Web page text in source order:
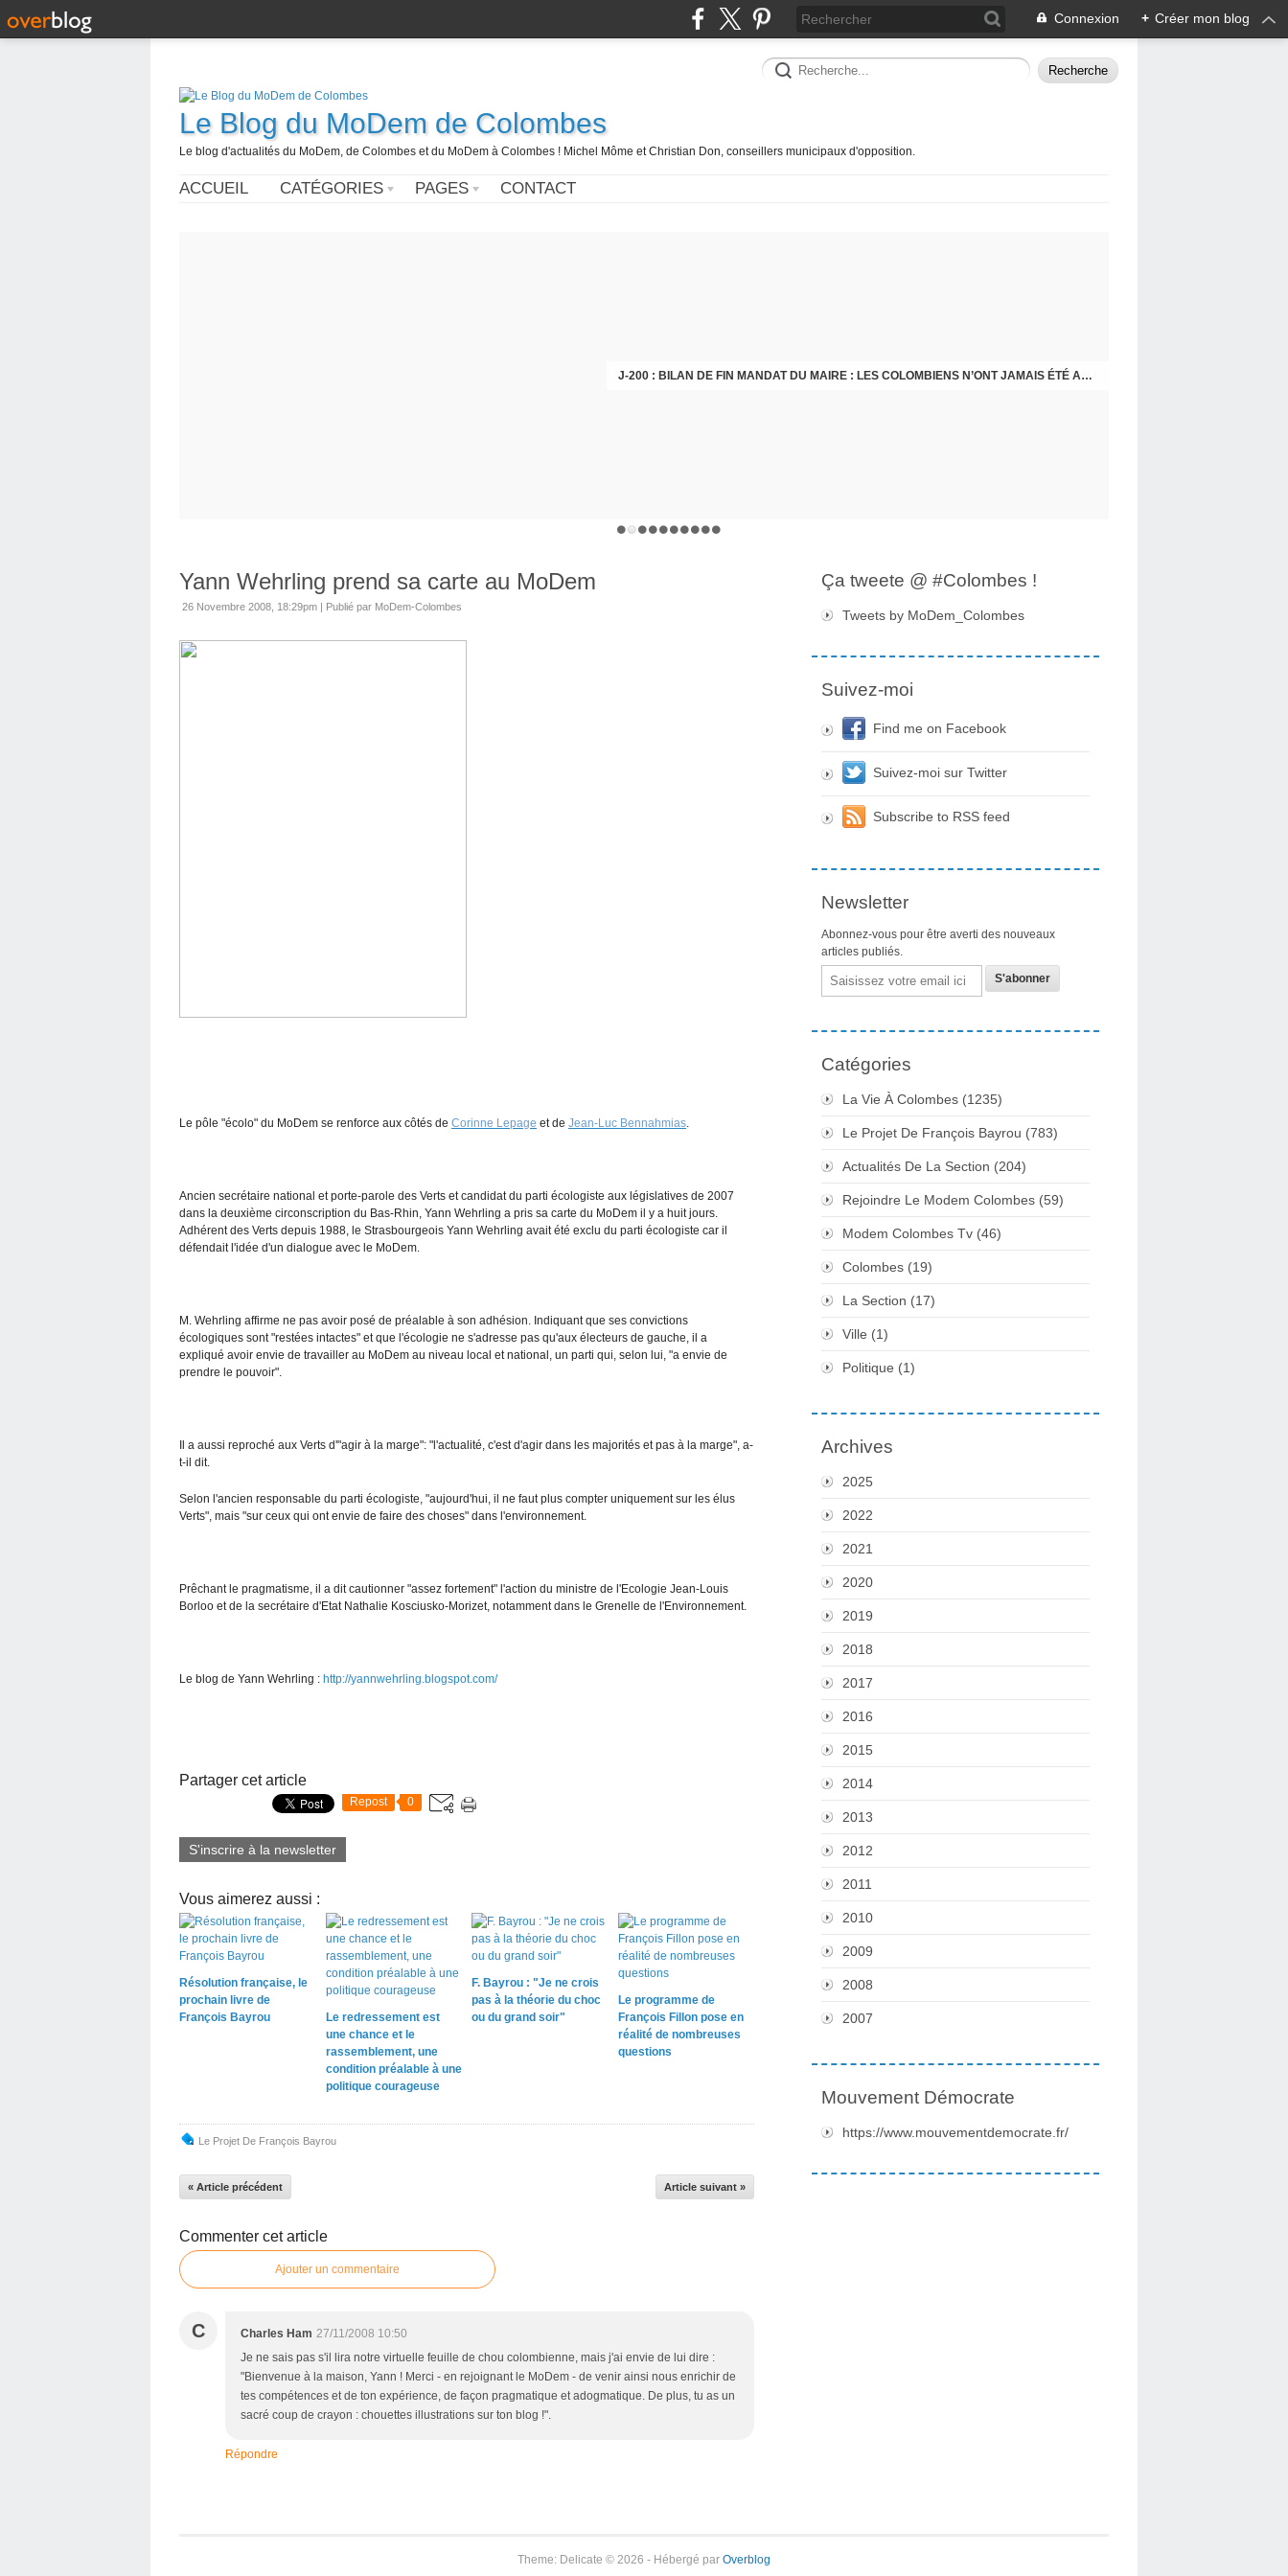
Connexion + Créer mon blog
Le Blog du MoDem de Colombes
Le blog d'actualités du MoDem, de Colombes et du MoDem à Colombes ! Michel Môme et Christian Don, conseillers municipaux d'opposition.
ACCUEIL CATÉGORIES PAGES CONTACT
J-200 : BILAN DE FIN MANDAT DU MAIRE : LES COLOMBIENS N’ONT JAMAIS ÉTÉ AUSSI MAL TRAITÉS ET MÉPRISÉS
STOP BÉTON !
Yann Wehrling prend sa carte au MoDem
26 Novembre 2008, 18:29pm | Publié par MoDem-Colombes
Le pôle "écolo" du MoDem se renforce aux côtés de Corinne Lepage et de Jean-Luc Bennahmias.
Ancien secrétaire national et porte-parole des Verts et candidat du parti écologiste aux législatives de 2007
dans la deuxième circonscription du Bas-Rhin, Yann Wehrling a pris sa carte du MoDem il y a huit jours.
Adhérent des Verts depuis 1988, le Strasbourgeois Yann Wehrling avait été exclu du parti écologiste car il
défendait l'idée d'un dialogue avec le MoDem.
M. Wehrling affirme ne pas avoir posé de préalable à son adhésion. Indiquant que ses convictions
écologiques sont "restées intactes" et que l'écologie ne s'adresse pas qu'aux électeurs de gauche, il a
expliqué avoir envie de travailler au MoDem au niveau local et national, un parti qui, selon lui, "a envie de
prendre le pouvoir".
Il a aussi reproché aux Verts d'"agir à la marge": "l'actualité, c'est d'agir dans les majorités et pas à la marge", a-
t-il dit.
Selon l'ancien responsable du parti écologiste, "aujourd'hui, il ne faut plus compter uniquement sur les élus
Verts", mais "sur ceux qui ont envie de faire des choses" dans l'environnement.
Prêchant le pragmatisme, il a dit cautionner "assez fortement" l'action du ministre de l'Ecologie Jean-Louis
Borloo et de la secrétaire d'Etat Nathalie Kosciusko-Morizet, notamment dans le Grenelle de l'Environnement.
Le blog de Yann Wehrling : http://yannwehrling.blogspot.com/
Partager cet article
Repost 0
S'inscrire à la newsletter
Vous aimerez aussi :
Résolution française, le
prochain livre de
François Bayrou
Le redressement est
une chance et le
rassemblement, une
condition préalable à une
politique courageuse
F. Bayrou : "Je ne crois
pas à la théorie du choc
ou du grand soir"
Le programme de
François Fillon pose en
réalité de nombreuses
questions
Le Projet De François Bayrou
« Article précédent Article suivant »
Commenter cet article
Ajouter un commentaire
C Charles Ham 27/11/2008 10:50
Je ne sais pas s'il lira notre virtuelle feuille de chou colombienne, mais j'ai envie de lui dire :
"Bienvenue à la maison, Yann ! Merci - en rejoignant le MoDem - de venir ainsi nous enrichir de
tes compétences et de ton expérience, de façon pragmatique et adogmatique. De plus, tu as un
sacré coup de crayon : chouettes illustrations sur ton blog !".
Répondre
Ça tweete @ #Colombes !
Tweets by MoDem_Colombes
Suivez-moi
Find me on Facebook
Suivez-moi sur Twitter
Subscribe to RSS feed
Newsletter
Abonnez-vous pour être averti des nouveaux
articles publiés.
Email
Catégories
La Vie À Colombes (1235)
Le Projet De François Bayrou (783)
Actualités De La Section (204)
Rejoindre Le Modem Colombes (59)
Modem Colombes Tv (46)
Colombes (19)
La Section (17)
Ville (1)
Politique (1)
Archives
2025
2022
2021
2020
2019
2018
2017
2016
2015
2014
2013
2012
2011
2010
2009
2008
2007
Mouvement Démocrate
https://www.mouvementdemocrate.fr/
Theme: Delicate © 2026 - Hébergé par Overblog